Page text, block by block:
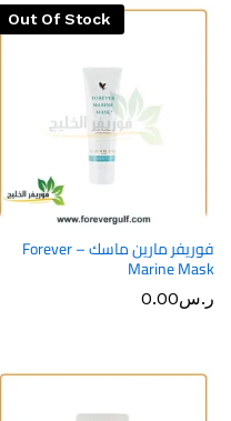
Out Of Stock
فوريفر مارين ماسك – Forever
Marine Mask
ر.س0.00